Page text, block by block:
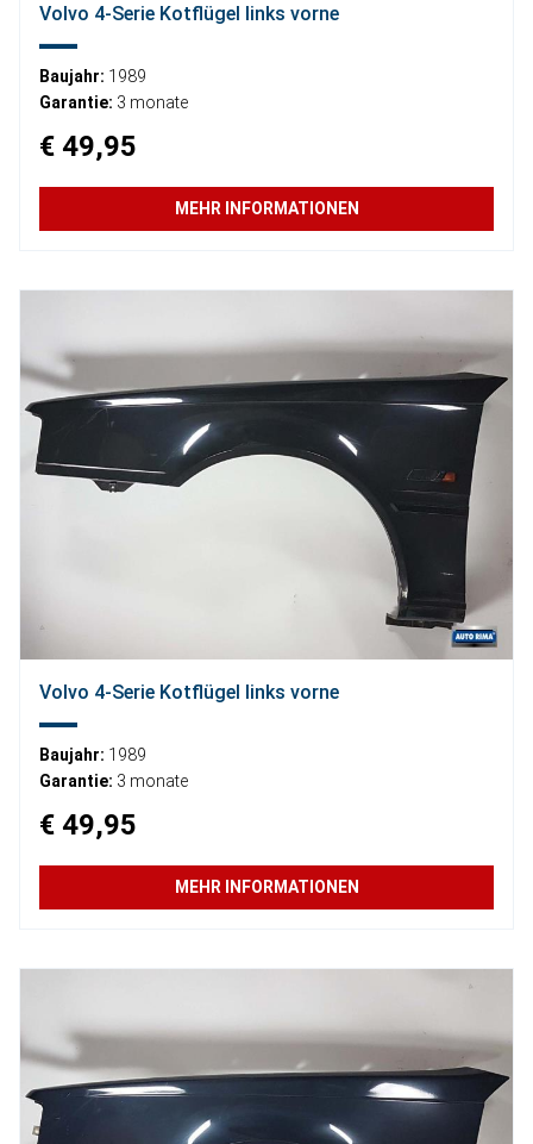
Volvo 4-Serie Kotflügel links vorne
Baujahr: 1989
Garantie: 3 monate
€ 49,95
MEHR INFORMATIONEN
Volvo 4-Serie Kotflügel links vorne
Baujahr: 1989
Garantie: 3 monate
€ 49,95
MEHR INFORMATIONEN